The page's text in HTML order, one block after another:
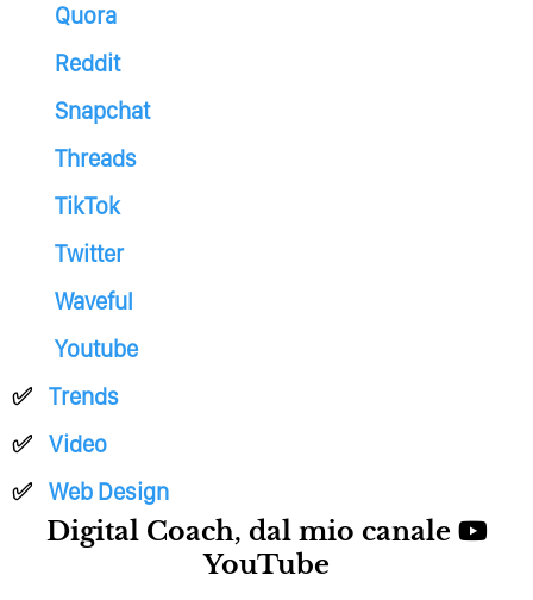
Quora
Reddit
Snapchat
Threads
TikTok
Twitter
Waveful
Youtube
Trends
Video
Web Design
Digital Coach, dal mio canale
YouTube